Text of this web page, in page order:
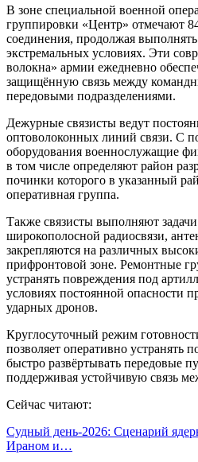
В зоне специальной военной
группировки «Центр» отмечают
соединения, продолжая
экстремальных условиях. Эти
волокна» армии ежедневно
защищённую связь между
передовыми подразделениями.
Дежурные связисты ведут
оптоволоконных линий связи. С
оборудования военнослужащие
в том числе определяют район
починки которого в указанный
оперативная группа.
Также связисты выполняют
широкополосной радиосвязи,
закрепляются на различных
прифронтовой зоне. Ремонтные
устранять повреждения под
условиях постоянной опасности
ударных дронов.
Круглосуточный режим
позволяет оперативно устранять
быстро развёртывать передовые
поддерживая устойчивую связь
Сейчас читают:
Судный день-2026: Сценарий
Ираном и…